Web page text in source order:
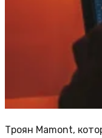
Троян Mamont,